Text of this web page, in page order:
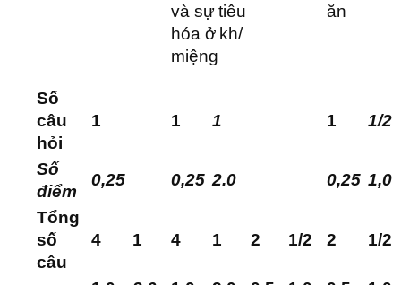
và sự tiêu
hóa ở kh/
miệng
ăn
Số
câu
hỏi
1 1 1 1 1/2
Số
điểm
0,25 0,25 2.0 0,25 1,0
Tổng
số
câu
4 1 4 1 2 1/2 2 1/2